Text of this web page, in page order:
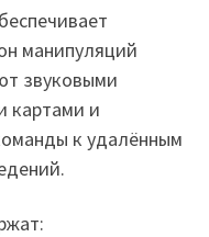
манипуляций
звуковыми
картами и
к удалённым